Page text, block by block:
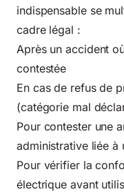
indispensable se
cadre légal :
Après un accident
contestée
En cas de refus de
(catégorie mal
Pour contester une
administrative liée à
Pour vérifier la
électrique avant